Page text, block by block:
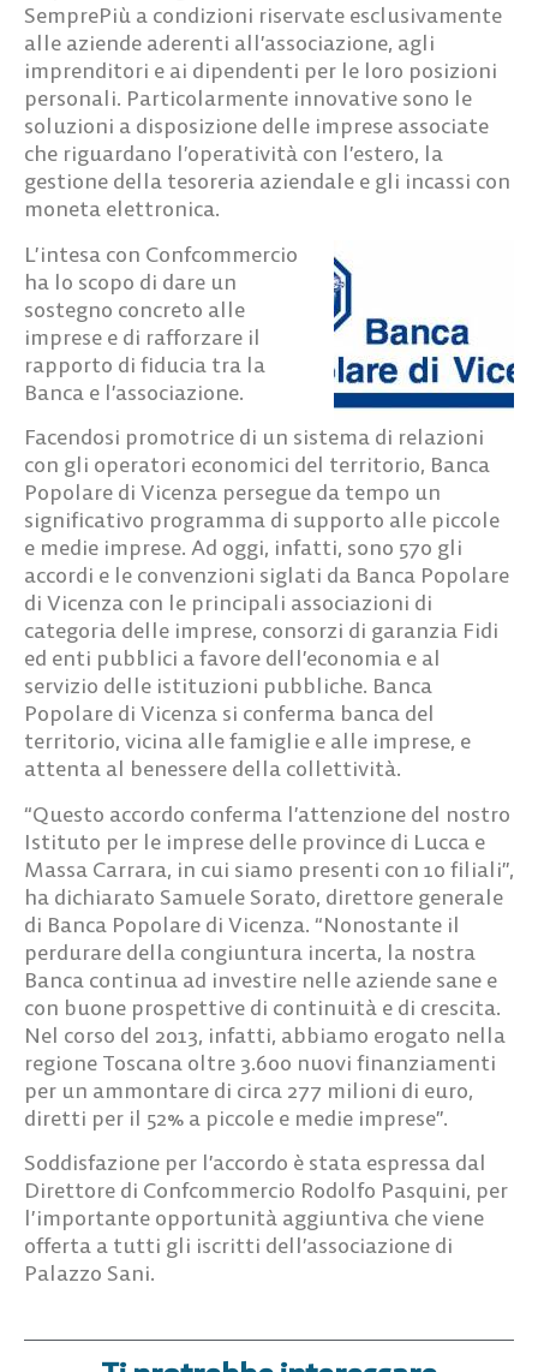
SemprePiù a condizioni riservate esclusivamente
alle aziende aderenti all’associazione, agli
imprenditori e ai dipendenti per le loro posizioni
personali. Particolarmente innovative sono le
soluzioni a disposizione delle imprese associate
che riguardano l’operatività con l’estero, la
gestione della tesoreria aziendale e gli incassi con
moneta elettronica.
L’intesa con Confcommercio
ha lo scopo di dare un
sostegno concreto alle
imprese e di rafforzare il
rapporto di fiducia tra la
Banca e l’associazione.
Facendosi promotrice di un sistema di relazioni
con gli operatori economici del territorio, Banca
Popolare di Vicenza persegue da tempo un
significativo programma di supporto alle piccole
e medie imprese. Ad oggi, infatti, sono 570 gli
accordi e le convenzioni siglati da Banca Popolare
di Vicenza con le principali associazioni di
categoria delle imprese, consorzi di garanzia Fidi
ed enti pubblici a favore dell’economia e al
servizio delle istituzioni pubbliche. Banca
Popolare di Vicenza si conferma banca del
territorio, vicina alle famiglie e alle imprese, e
attenta al benessere della collettività.
“Questo accordo conferma l’attenzione del nostro
Istituto per le imprese delle province di Lucca e
Massa Carrara, in cui siamo presenti con 10 filiali”,
ha dichiarato Samuele Sorato, direttore generale
di Banca Popolare di Vicenza. “Nonostante il
perdurare della congiuntura incerta, la nostra
Banca continua ad investire nelle aziende sane e
con buone prospettive di continuità e di crescita.
Nel corso del 2013, infatti, abbiamo erogato nella
regione Toscana oltre 3.600 nuovi finanziamenti
per un ammontare di circa 277 milioni di euro,
diretti per il 52% a piccole e medie imprese”.
Soddisfazione per l’accordo è stata espressa dal
Direttore di Confcommercio Rodolfo Pasquini, per
l’importante opportunità aggiuntiva che viene
offerta a tutti gli iscritti dell’associazione di
Palazzo Sani.